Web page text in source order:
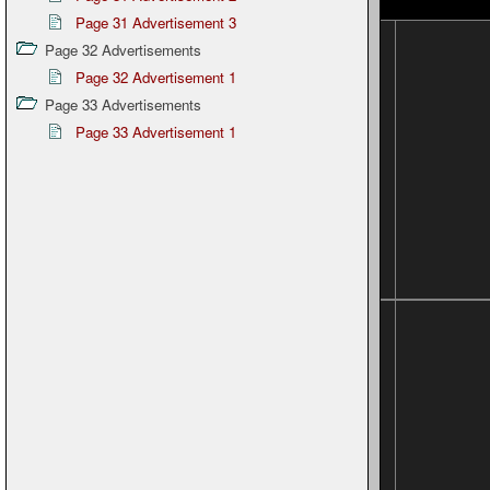
Page 31 Advertisement 3
Page 32 Advertisements
Page 32 Advertisement 1
Page 33 Advertisements
Page 33 Advertisement 1